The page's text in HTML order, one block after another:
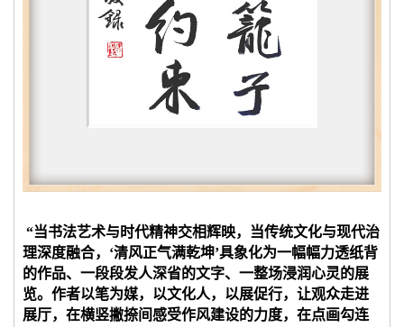
“当书法艺术与时代精神交相辉映，当传统文化与现代治
理深度融合，‘清风正气满乾坤’具象化为一幅幅力透纸背
的作品、一段段发人深省的文字、一整场浸润心灵的展
览。作者以笔为媒，以文化人，以展促行，让观众走进
展厅，在横竖撇捺间感受作风建设的力度，在点画勾连